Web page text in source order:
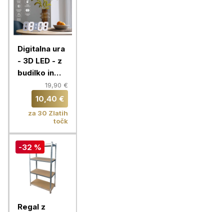
Digitalna ura
- 3D LED - z
budilko in
prikazom
temperature
19,90 €
10,40 €
za 30 Zlatih
točk
-32 %
Regal z